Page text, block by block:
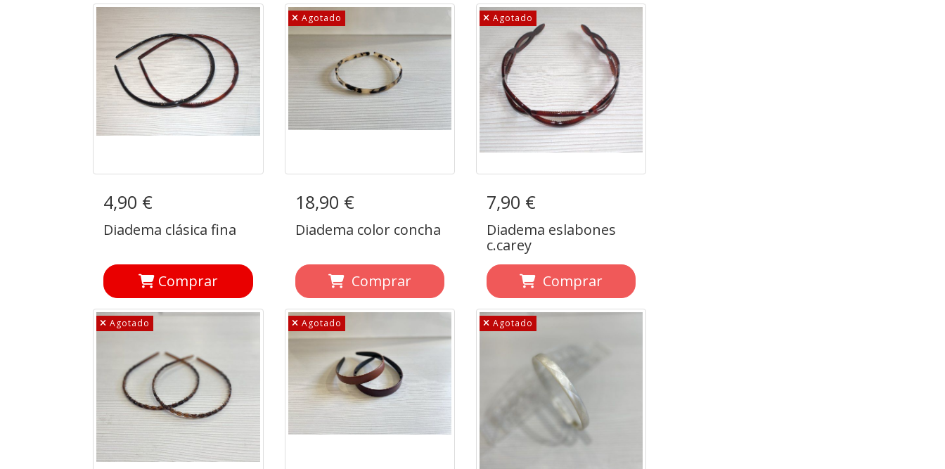
Diadema clásica fina
4,90 €
Diadema clásica fina
Comprar
Agotado
Diadema color concha
18,90 €
Diadema color concha
Comprar
Agotado
Diadema eslabones
7,90 €
Diadema eslabones
c.carey
Comprar
Agotado Agotado Agotado